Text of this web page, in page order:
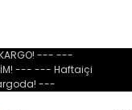
--- ---
--- --- Haftaiçi
---